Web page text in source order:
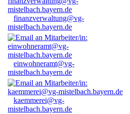
finanzverwaltung@vg-
mistelbach.bayern.de
einwohneramt@vg-
mistelbach.bayern.de
kaemmerei@vg-
mistelbach.bayern.de